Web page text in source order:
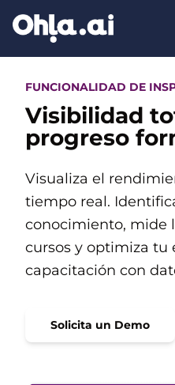
Saltar al contenido principal
FUNCIONALIDAD DE
Visibilidad
progreso
Visualiza el
tiempo real.
conocimiento, mide
cursos y optimiza tu
capacitación con
Solicita un Demo